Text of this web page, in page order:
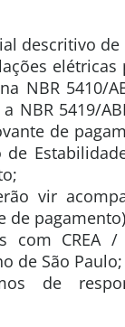
descritivo de
NBR 5410/
NBR 5419/
de
de
vir
de
com CREA
de São Paulo;
de